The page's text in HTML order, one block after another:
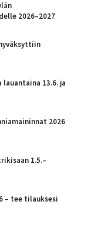
2026–2027
13.6. ja
2026
1.5.–
– tee tilauksesi